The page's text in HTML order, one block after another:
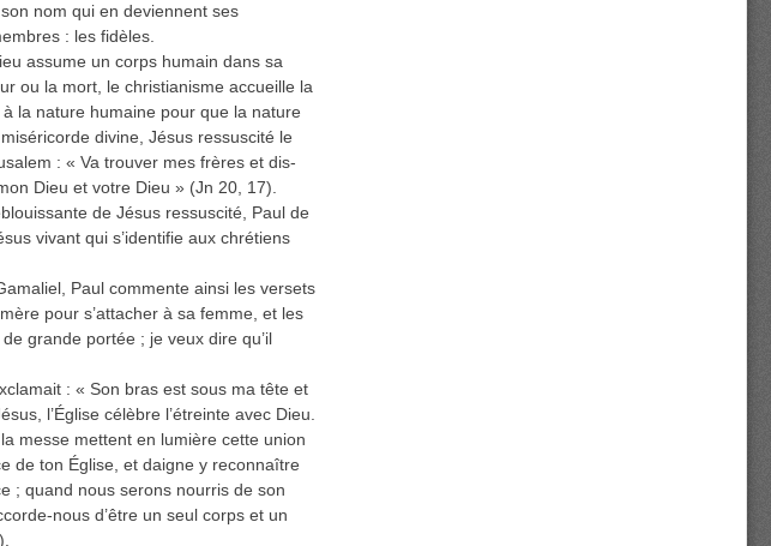
nom qui en deviennent ses
: les fidèles.
assume un corps humain dans sa
ou la mort, le christianisme accueille la
la nature humaine pour que la nature
divine, Jésus ressuscité le
: « Va trouver mes frères et dis-
Dieu et votre Dieu » (Jn 20, 17).
de Jésus ressuscité, Paul de
vivant qui s’identifie aux chrétiens
Paul commente ainsi les versets
pour s’attacher à sa femme, et les
grande portée ; je veux dire qu’il
: « Son bras est sous ma tête et
l’Église célèbre l’étreinte avec Dieu.
messe mettent en lumière cette union
de ton Église, et daigne y reconnaître
; quand nous serons nourris de son
nous d’être un seul corps et un